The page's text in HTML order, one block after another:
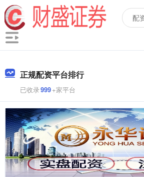
正规配资平台排行
已收录999+家平台